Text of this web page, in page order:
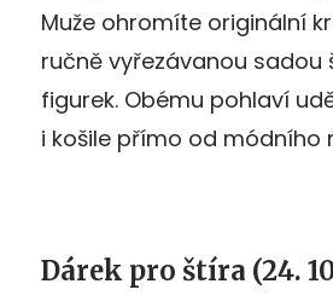
Muže ohromíte originální
ručně vyřezávanou sadou
figurek. Obému pohlaví
i košile přímo od módního
Dárek pro štíra (24.